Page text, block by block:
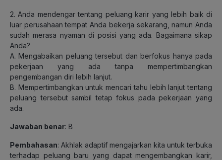
2. Anda mendengar tentang peluang karir yang lebih baik di
luar perusahaan tempat Anda bekerja sekarang, namun Anda
sudah merasa nyaman di posisi yang ada. Bagaimana sikap
Anda?
A. Mengabaikan peluang tersebut dan berfokus hanya pada
pekerjaan yang ada tanpa mempertimbangkan
pengembangan diri lebih lanjut.
B. Mempertimbangkan untuk mencari tahu lebih lanjut tentang
peluang tersebut sambil tetap fokus pada pekerjaan yang
ada.
Jawaban benar: B
Pembahasan: Akhlak adaptif mengajarkan kita untuk terbuka
terhadap peluang baru yang dapat mengembangkan karir,